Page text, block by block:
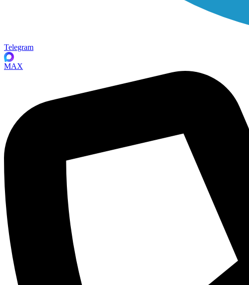
Telegram
MAX